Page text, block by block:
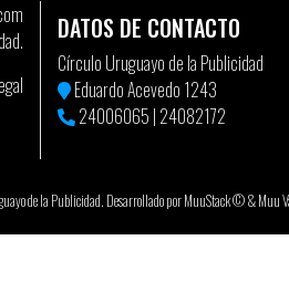
DATOS DE CONTACTO
Círculo Uruguayo de la Publicidad
Eduardo Acevedo 1243
24006065 | 24082172
de la Publicidad. Desarrollado porMuuStack ©&Muu